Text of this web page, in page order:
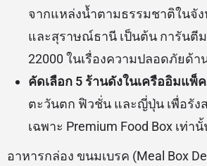
จากแหล่งน้ำตามธรรมชาติในจั
และสุราษณ์ธานี เป็นต้น การันตีม
22000 ในเรื่องความปลอดภัยด้า
คัดเลือก 5 ร้านดังในเครืออิมแพ็ค
ตะวันตก ฟิวชั่น และญี่ปุ่น เพื่อรัง
เฉพาะ Premium Food Box เท่า
อาหารกล่อง ขนมเบรค (Meal Box